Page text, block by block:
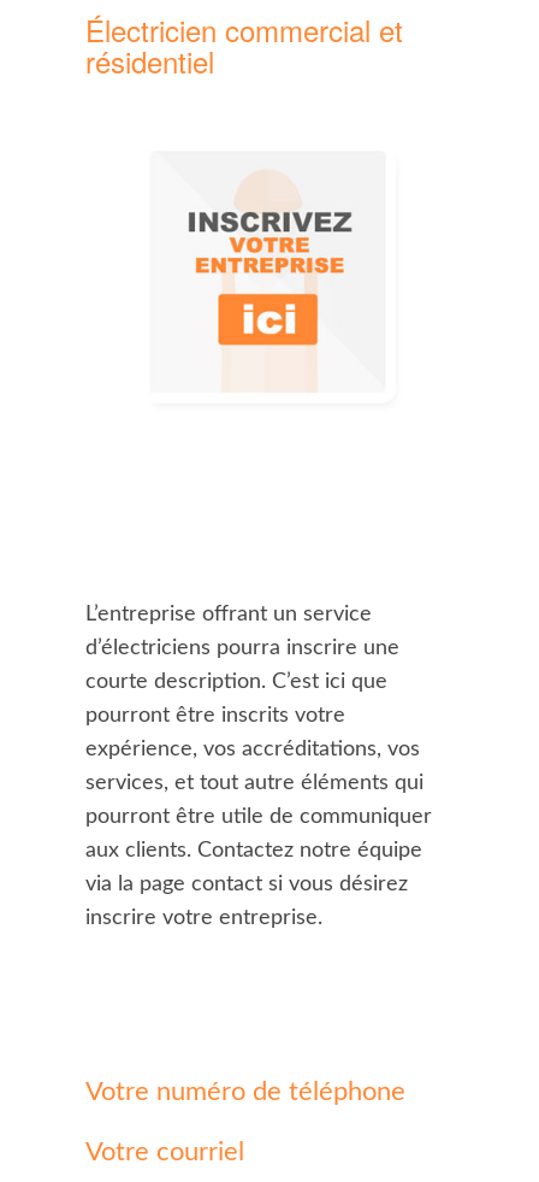
Électricien commercial et
résidentiel
L’entreprise offrant un service
d’électriciens pourra inscrire une
courte description. C’est ici que
pourront être inscrits votre
expérience, vos accréditations, vos
services, et tout autre éléments qui
pourront être utile de communiquer
aux clients. Contactez notre équipe
via la page contact si vous désirez
inscrire votre entreprise.
Votre numéro de téléphone
Votre courriel